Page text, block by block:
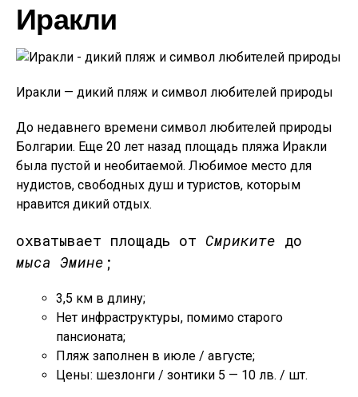
Иракли
Иракли — дикий пляж и символ любителей природы
До недавнего времени символ любителей природы
Болгарии. Еще 20 лет назад площадь пляжа Иракли
была пустой и необитаемой. Любимое место для
нудистов, свободных душ и туристов, которым
нравится дикий отдых.
охватывает площадь от Смриките до
мыса Эмине ;
3,5 км в длину;
Нет инфраструктуры, помимо старого
пансионата;
Пляж заполнен в июле / августе;
Цены: шезлонги / зонтики 5 — 10 лв. / шт.